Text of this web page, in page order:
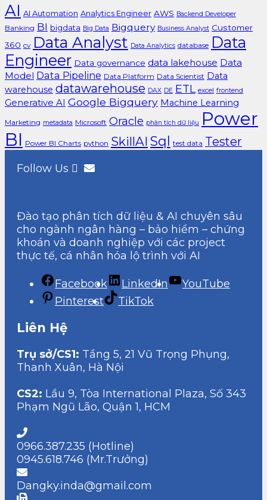
AI AI Automation Analytics Engineer AWS Backend Developer
Banking BI bigdata Big Data Bigquery Business Analyst Customer
360 cv Data Analyst Data Analytics database Data
Engineer Data governance data lakehouse Data
Model Data Pipeline Data Platform Data Scientist Data
warehouse datawarehouse DAX DE ETL excel frontend
Generative AI Google Bigquery Machine Learning
Marketing metadata Microsoft Oracle phân tích dữ liệu
Power
BI Power BI Charts python SkillAI Sql test data Tester
Follow Us
Đào tạo phân tích dữ liệu & AI chuyên sâu
cho ngành ngân hàng – bảo hiểm – chứng
khoán và doanh nghiệp với các project
thực tế, cá nhân hóa lộ trình với AI
Facebook LinkedIn
YouTube
Pinterest
TikTok
Liên Hệ
Trụ sở/CS1: Tầng 5, 21 Vũ Trọng Phụng,
Thanh Xuân, Hà Nội
CS2: Lầu 9, Tòa International Plaza, Số 343
Phạm Ngũ Lão, Quận 1, HCM
0966.387.235 (Hotline)
0945.618.746 (Mr.Trưởng)
Dangky.inda@gmail.com